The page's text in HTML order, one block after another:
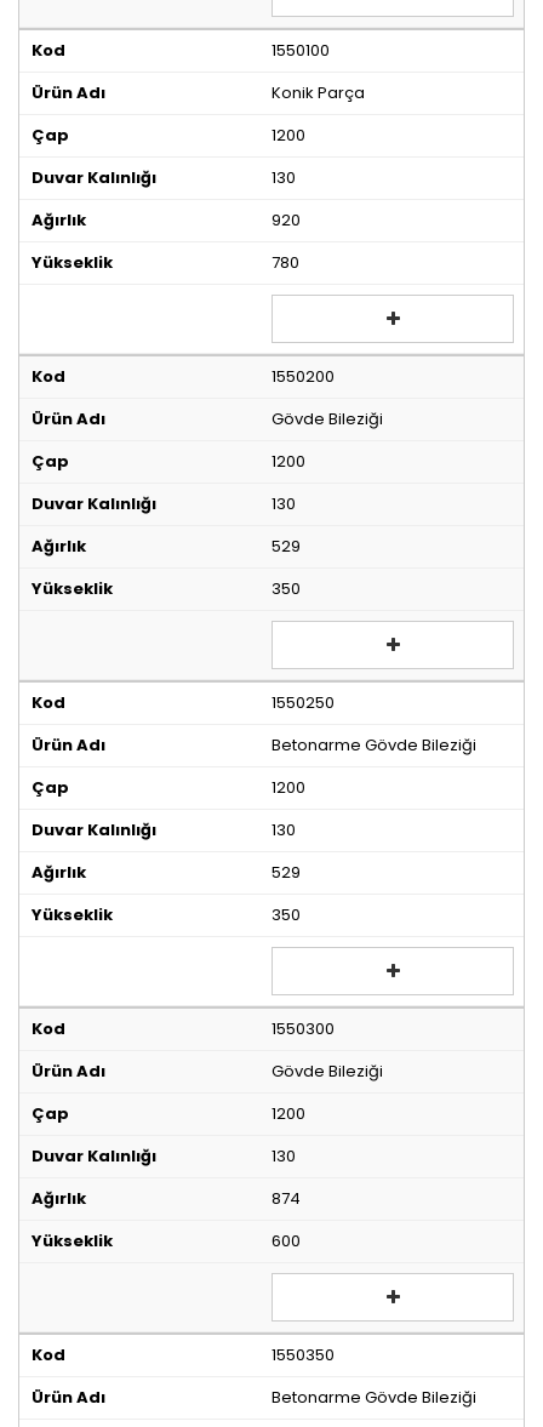
1550100
Konik Parça
1200
130
920
780
1550200
Gövde Bileziği
1200
130
529
350
1550250
Betonarme Gövde Bileziği
1200
130
529
350
1550300
Gövde Bileziği
1200
130
874
600
1550350
Betonarme Gövde Bileziği